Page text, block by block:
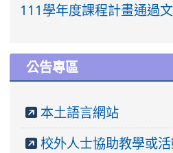
111學年度課程計畫通過
公告專區
本土語言網站
校外人士協助教學或